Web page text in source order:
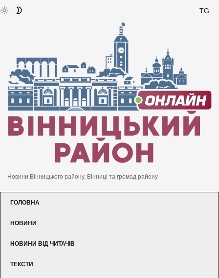
TG
Новини Вінницького району, Вінниці та громад району
ГОЛОВНА
НОВИНИ
НОВИНИ ВІД ЧИТАЧІВ
ТЕКСТИ